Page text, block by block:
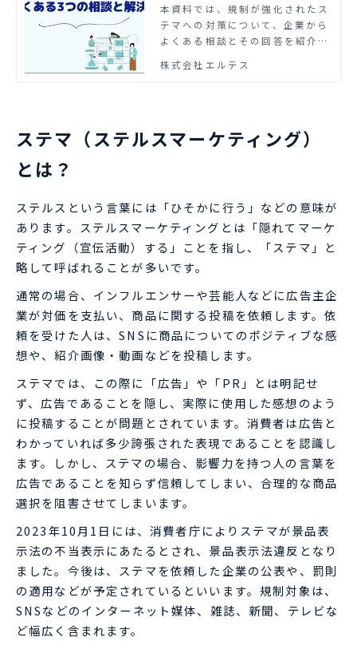
本資料では、規制が強化されたス
テマへの対策について、企業から
よくある相談とその回答を紹介し
株式会社エルテス
ステマ（ステルスマーケティング）
とは？
ステルスという言葉には「ひそかに行う」などの意味が
あります。ステルスマーケティングとは「隠れてマーケ
ティング（宣伝活動）する」ことを指し、「ステマ」と
略して呼ばれることが多いです。
通常の場合、インフルエンサーや芸能人などに広告主企
業が対価を支払い、商品に関する投稿を依頼します。依
頼を受けた人は、SNSに商品についてのポジティブな感
想や、紹介画像・動画などを投稿します。
ステマでは、この際に「広告」や「PR」とは明記せ
ず、広告であることを隠し、実際に使用した感想のよう
に投稿することが問題とされています。消費者は広告と
わかっていれば多少誇張された表現であることを認識し
ます。しかし、ステマの場合、影響力を持つ人の言葉を
広告であることを知らず信頼してしまい、合理的な商品
選択を阻害させてしまいます。
2023年10月1日には、消費者庁によりステマが景品表
示法の不当表示にあたるとされ、景品表示法違反となり
ました。今後は、ステマを依頼した企業の公表や、罰則
の適用などが予定されているといいます。規制対象は、
SNSなどのインターネット媒体、雑誌、新聞、テレビな
ど幅広く含まれます。